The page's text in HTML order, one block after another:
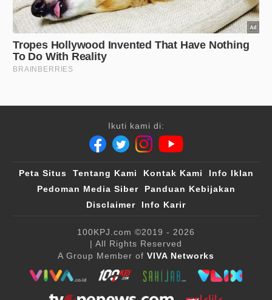
Ikuti kami di:
Peta Situs Tentang Kami Kontak Kami
Info Iklan
Pedoman Media Siber
Panduan Kebijakan
Disclaimer
Info Karir
100KPJ.com ©2019 - 2026
| All Rights Reserved
A Group Member of VIVA Networks